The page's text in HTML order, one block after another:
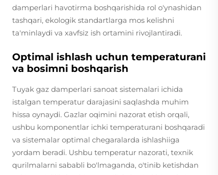
damperlari havotirma boshqarishida rol o'ynashidan
tashqari, ekologik standartlarga mos kelishni
ta'minlaydi va xavfsiz ish ortamini rivojlantiradi.
Optimal ishlash uchun temperaturani
va bosimni boshqarish
Tuyak gaz damperlari sanoat sistemalari ichida
istalgan temperatur darajasini saqlashda muhim
hissa oynaydi. Gazlar oqimini nazorat etish orqali,
ushbu komponentlar ichki temperaturani boshqaradi
va sistemalar optimal chegaralarda ishlashiiga
yordam beradi. Ushbu temperatur nazorati, texnik
qurilmalarni sababli bo'lmaganda, o'tinib ketishdan